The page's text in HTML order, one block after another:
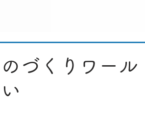
づくりワール